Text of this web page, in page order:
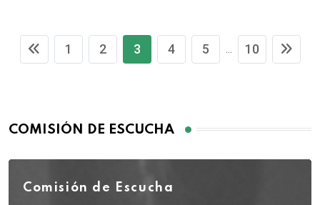
1 2 3 4 5 10
COMISIÓN DE ESCUCHA
Comisión de Escucha